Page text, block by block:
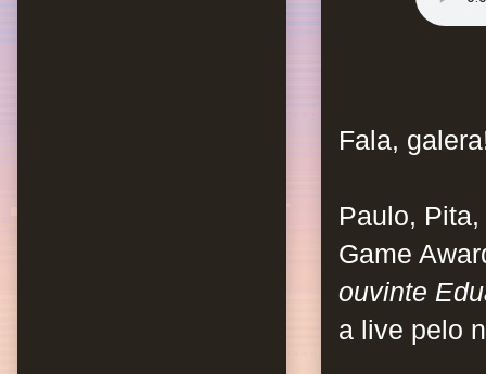
Fala,
Paulo,
Game
ouvinte
a live pelo